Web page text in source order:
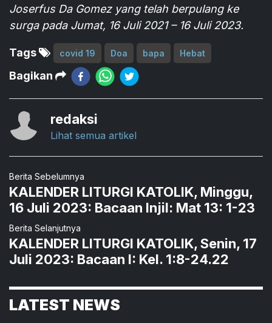
Joserfus Da Gomez yang telah berpulang ke
surga pada Jumat, 16 Juli 2021 – 16 Juli 2023.
Tags covid 19 Doa bapa Hebat
Bagikan
redaksi
Lihat semua artikel
Berita Sebelumnya
KALENDER LITURGI KATOLIK, Minggu,
16 Juli 2023: Bacaan Injil: Mat 13: 1-23
Berita Selanjutnya
KALENDER LITURGI KATOLIK, Senin, 17
Juli 2023: Bacaan I: Kel. 1:8-24.22
LATEST NEWS